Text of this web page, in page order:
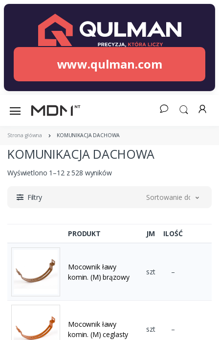
www.qulman.com
Strona główna KOMUNIKACJA DACHOWA
KOMUNIKACJA DACHOWA
Wyświetlono 1–12 z 528 wyników
Filtry Sortowanie domyślne
PRODUKT JM ILOŚĆ
Mocownik ławy
komin. (M) brązowy
szt –
Mocownik ławy
komin. (M) ceglasty
szt –